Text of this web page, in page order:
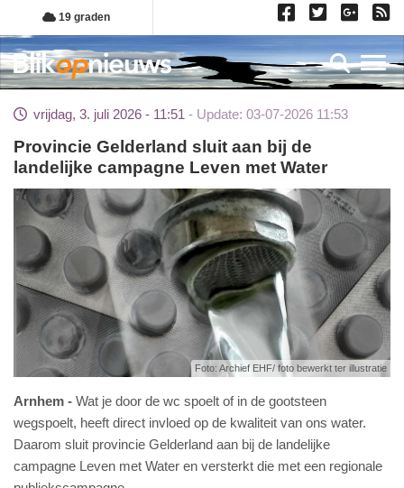
Overslaan
en
naar
de
gaan
19 graden
vrijdag, 3. juli 2026 - 11:51 Update: 03-07-2026 11:53
Provincie Gelderland sluit aan bij de
landelijke campagne Leven met Water
Foto: Archief EHF/ foto bewerkt ter illustratie
Arnhem
Wat je door de wc spoelt of in de gootsteen
wegspoelt, heeft direct invloed op de kwaliteit van ons water.
Daarom sluit provincie Gelderland aan bij de landelijke
campagne Leven met Water en versterkt die met een regionale